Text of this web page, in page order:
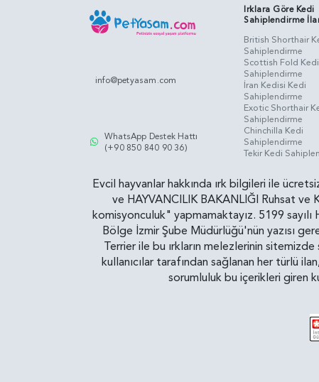
info@petyasam.com
WhatsApp Destek Hattı
(+90 850 840 90 36)
Irklara Göre Kedi
Sahiplendirme
British Shorthair
Sahiplendirme
Scottish Fold Kedi
Sahiplendirme
İran Kedisi Kedi
Sahiplendirme
Exotic Shorthair
Sahiplendirme
Chinchilla Kedi
Sahiplendirme
Tekir Kedi
Evcil hayvanlar hakkında ırk bilgileri ile
ve HAYVANCILIK BAKANLIĞI Ruhsat ve
komisyonculuk" yapmamaktayız. 5199 sayılı
Bölge İzmir Şube Müdürlüğü'nün yazısı
Terrier ile bu ırkların melezlerinin
kullanıcılar tarafından sağlanan her türlü
sorumluluk bu içerikleri giren